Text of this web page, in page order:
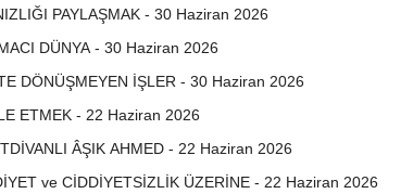
PAYLAŞMAK - 30 Haziran 2026
DÜNYA - 30 Haziran 2026
DÖNÜŞMEYEN İŞLER - 30 Haziran 2026
ETMEK - 22 Haziran 2026
ÂŞIK AHMED - 22 Haziran 2026
ve CİDDİYETSİZLİK ÜZERİNE - 22 Haziran 2026